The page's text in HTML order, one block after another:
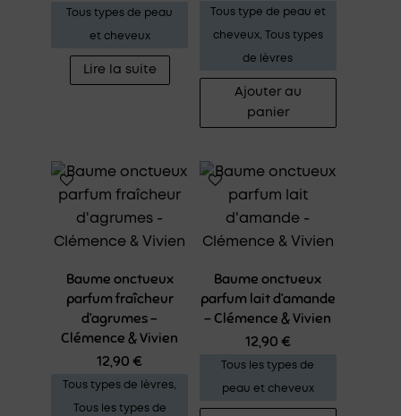
Tous types de peau
et cheveux
Lire la suite
Tous type de peau et
cheveux, Tous types
de lèvres
Ajouter au
panier
Baume onctueux
parfum fraîcheur
d’agrumes –
Clémence & Vivien
12,90€
Tous types de lèvres
Tous les types de
Baume onctueux
parfum lait d’amande
– Clémence & Vivien
12,90 €
Tous les types de
peau et cheveux